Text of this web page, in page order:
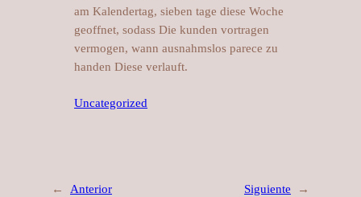
am Kalendertag, sieben tage diese Woche
geoffnet, sodass Die kunden vortragen
vermogen, wann ausnahmslos parece zu
handen Diese verlauft.
Uncategorized
← Anterior Siguiente →